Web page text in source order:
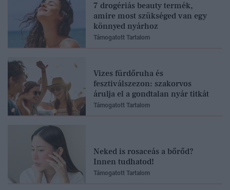
7 drogériás beauty termék,
amire most szükséged van egy
könnyed nyárhoz
Támogatott Tartalom
Vizes fürdőruha és
fesztiválszezon: szakorvos
árulja el a gondtalan nyár titkát
Támogatott Tartalom
Neked is rosaceás a bőrőd?
Innen tudhatod!
Támogatott Tartalom